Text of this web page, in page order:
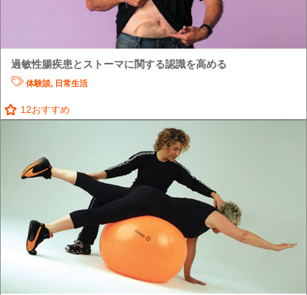
過敏性腸疾患とストーマに関する認識を高める
体験談, 日常生活
12おすすめ